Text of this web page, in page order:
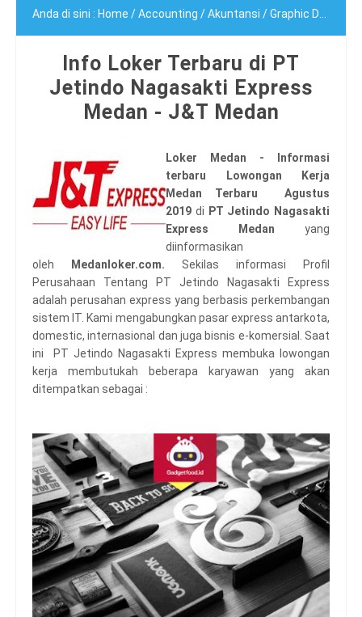
Anda di sini : Home /Accounting /Akuntansi /Graphic Designer
Info Loker Terbaru di PT
Jetindo Nagasakti Express
Medan - J&T Medan
Loker Medan - Informasi
terbaru Lowongan Kerja
Medan Terbaru Agustus
2019 di PT Jetindo Nagasakti
Express Medan yang
diinformasikan
oleh
Medanloker.com. Sekilas informasi Profil
Perusahaan Tentang PT Jetindo Nagasakti Express
adalah perusahan express yang berbasis perkembangan
sistem IT. Kami mengabungkan pasar express antarkota,
domestic, internasional dan juga bisnis e-komersial. Saat
ini PT Jetindo Nagasakti Express membuka lowongan
kerja membutukah beberapa karyawan yang akan
ditempatkan sebagai :